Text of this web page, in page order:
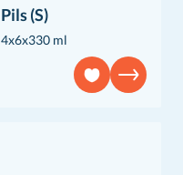
Pils (S)
4x6x330 ml